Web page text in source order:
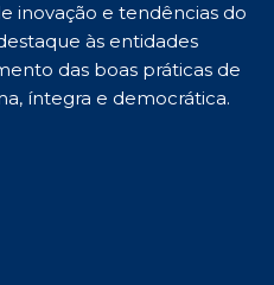
inovação e tendências do
às entidades
das boas práticas de
íntegra e democrática.